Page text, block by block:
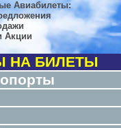
Авиабилеты:
Акции
НА БИЛЕТЫ